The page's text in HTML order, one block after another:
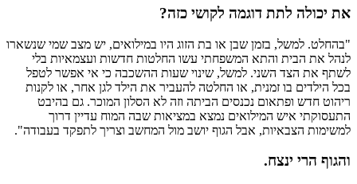
את יכולה לתת דוגמה לקושי כזה?
"בהחלט. למשל, בזמן שבן או בת הזוג היו במילואים, יש מצב שמי שנשארו
לנהל את הבית והתא המשפחתי עשו החלטות חדשות ועצמאיות בלי
לשתף את הצד השני. למשל, שינוי שעות ההשכבה כי אי אפשר לטפל
בכל הילדים בו זמנית, או החלטה להעביר את הילד לגן אחר, או לקנות
ריהוט חדש ופתאום נכנסים הביתה וזה לא הסלון המוכר. גם בהיבט
התעסוקתי איש המילואים נמצא במציאות שבה המוח עדיין דרוך
למשימות הצבאיות, אבל הגוף יושב מול המחשב וצריך לתפקד בעבודה".
והגוף הרי ינצח.